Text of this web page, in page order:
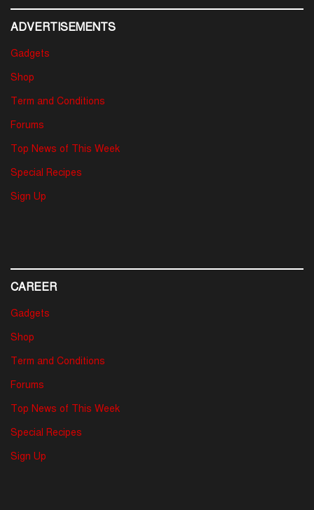
ADVERTISEMENTS
Gadgets
Shop
Term and Conditions
Forums
Top News of This Week
Special Recipes
Sign Up
CAREER
Gadgets
Shop
Term and Conditions
Forums
Top News of This Week
Special Recipes
Sign Up